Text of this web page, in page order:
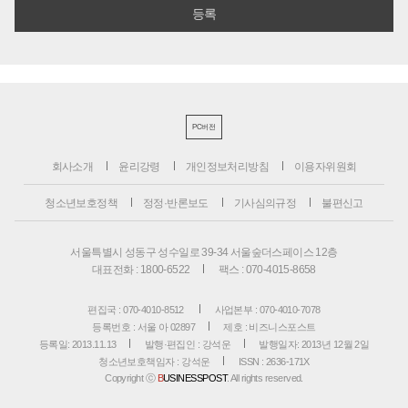
PC버전
회사소개 윤리강령 개인정보처리방침 이용자위원회
청소년보호정책 정정·반론보도 기사심의규정 불편신고
서울특별시 성동구 성수일로 39-34 서울숲더스페이스 12층
대표전화 : 1800-6522
팩스 : 070-4015-8658
편집국 : 070-4010-8512
사업본부 : 070-4010-7078
등록번호 : 서울 아 02897
제호 : 비즈니스포스트
등록일: 2013.11.13
발행·편집인 : 강석운
발행일자: 2013년 12월 2일
청소년보호책임자 : 강석운
ISSN : 2636-171X
Copyright ⓒ BUSINESSPOST. All rights reserved.